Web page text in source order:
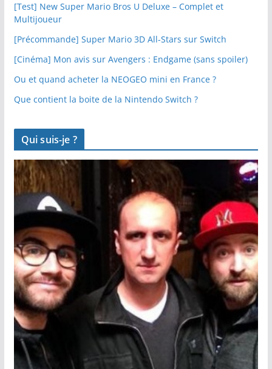
[Test] New Super Mario Bros U Deluxe – Complet et
Multijoueur
[Précommande] Super Mario 3D All-Stars sur Switch
[Cinéma] Mon avis sur Avengers : Endgame (sans spoiler)
Ou et quand acheter la NEOGEO mini en France ?
Que contient la boite de la Nintendo Switch ?
Qui suis-je ?